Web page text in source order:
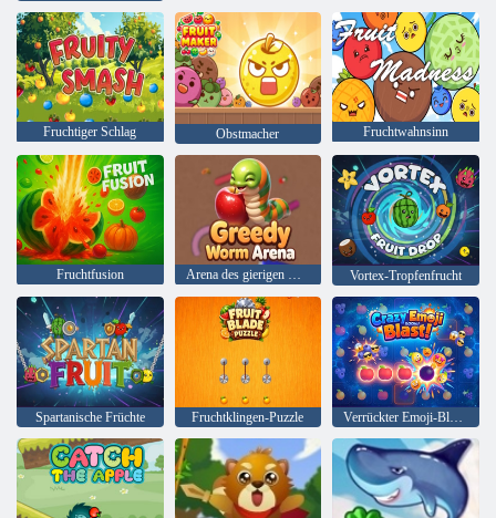
Fruchtiger Schlag Obstmacher Fruchtwahnsinn
Fruchtfusion Arena des gierigen Wurms Vortex-Tropfenfrucht
Spartanische Früchte Fruchtklingen-Puzzle Verrückter Emoji-Blast!